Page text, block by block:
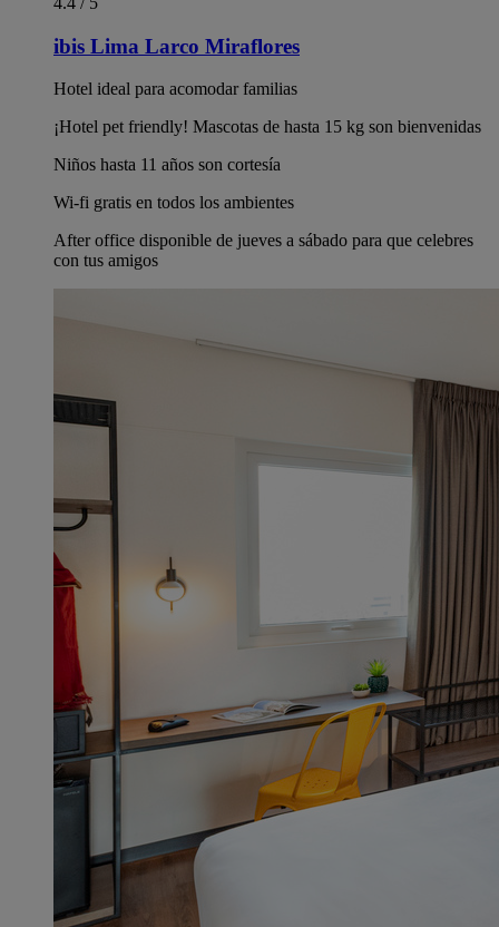
ibis Lima Larco Miraflores
Hotel ideal para acomodar familias
¡Hotel pet friendly! Mascotas de hasta 15 kg son bienvenidas
Niños hasta 11 años son cortesía
Wi-fi gratis en todos los ambientes
After office disponible de jueves a sábado para que celebres
con tus amigos